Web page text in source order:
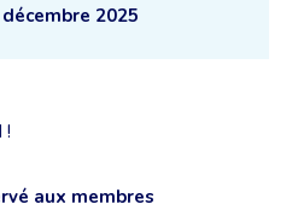
2025
!
aux membres